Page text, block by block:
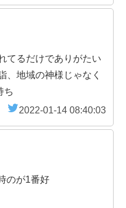
てるだけでありがたい
地域の神様じゃなく
ち
2022-01-14 08:40:03
のが1番好